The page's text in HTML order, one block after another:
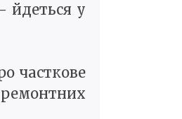
йдеться у
часткове